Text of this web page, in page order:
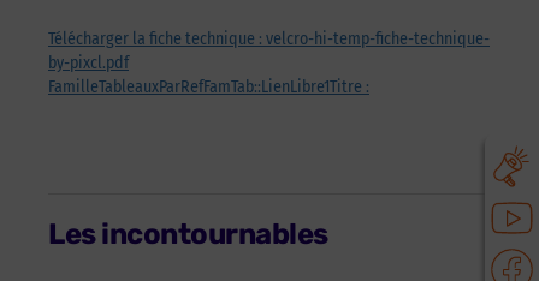
Télécharger la fiche technique : velcro-hi-temp-fiche-technique-
by-pixcl.pdf
FamilleTableauxParRefFamTab::LienLibre1Titre :
Les incontournables